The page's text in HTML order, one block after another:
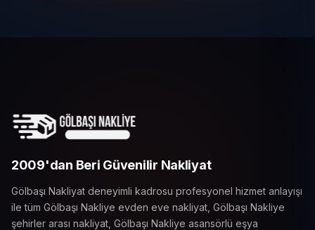
2009'dan Beri Güvenilir Nakliyat
Gölbaşı Nakliyat deneyimli kadrosu profesyonel hizmet anlayışı
ile tüm Gölbaşı Nakliye evden eve nakliyat, Gölbaşı Nakliye
şehirler arası nakliyat, Gölbaşı Nakliye asansörlü eşya